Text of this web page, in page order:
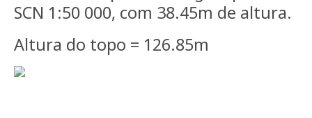
SCN 1:50 000, com 38.45m de altura.
Altura do topo = 126.85m